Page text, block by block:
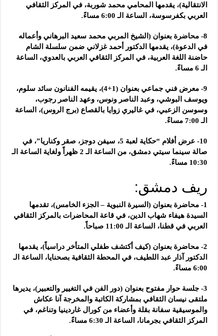
الانتقالية)، يقدمها المحامي محمد شوربة، في المركز الثقافي
العربي بكفرسوسة، الساعة الـ 6:00 مساءً.
8- محاضرة بعنوان (الشيخ المربي محمد سعيد البرهاني وأعماله
في الدعوة)، يقدمها الدكتور أحمد غزلاني ضمن سلسلة الشام
حاضنة اللغة العربية، في المركز الثقافي العربي بالعدوي، الساعة
الـ 6 مساءً.
9- معرض فني جماعي بعنوان (1+4)، يقيمه الفنانون سائد سلوم،
ويوسف البوشي، وعبد الناصر ونوس، وعهد الناصر رجوب،
وسوسن الزعبي، في غاليري زوايا بالقصاع (برج الروس)، الساعة
الـ 7:00 مساءً.
10- عرض أفلام “حكاية لعبة 5، سيفن دوجز، صقر وكناريا”، في
صالة سينما سيتي دمشق، من الساعة الـ 2 ظهراً ولغاية الساعة الـ
10:30 مساءً.
ريف دمشق:
1- محاضرة بعنوان (السيرة النبوية – الجزء الخامس)، تقدمها
السيدة هيفاء شهاب الدين، في قاعة المحاضرات بالمركز الثقافي
العربي في قطنا، الساعة الـ 11:00 صباحاً.
2- محاضرة بعنوان (كيف أكتشف طفلي المتأخر دراسياً)، يقدمها
الدكتور آذار عبد اللطيف، في المحطة الثقافية بصحنايا، الساعة الـ
6:00 مساءً.
3- جلسة حوار مفتوح بعنوان (دور الفن في التغيير والتعبير)، يديرها
ملتقى نيسان الثقافي بمشاركة الكاتبة والمخرجة آنا عكاش
والموسيقية سفانة بقلة وأعضاء من كورال غاردينيا وتناغم، في
المركز الثقافي بجرمانا، الساعة الـ 6:30 مساءً.